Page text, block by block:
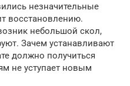
незначительные
восстановлению.
небольшой скол,
Зачем устанавливают
должно получиться
не уступает новым